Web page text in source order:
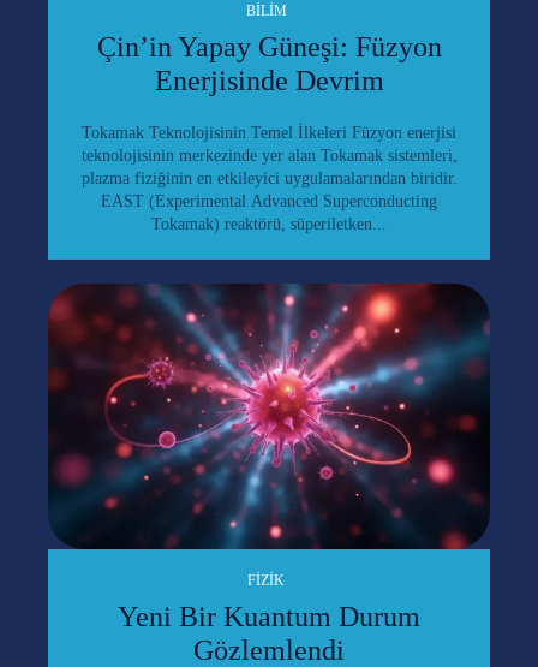
BILIM
Çin’in Yapay Güneşi: Füzyon
Enerjisinde Devrim
Tokamak Teknolojisinin Temel İlkeleri Füzyon enerjisi
teknolojisinin merkezinde yer alan Tokamak sistemleri,
plazma fiziğinin en etkileyici uygulamalarından biridir.
EAST (Experimental Advanced Superconducting
Tokamak) reaktörü, süperiletken...
FIZIK
Yeni Bir Kuantum Durum
Gözlemlendi